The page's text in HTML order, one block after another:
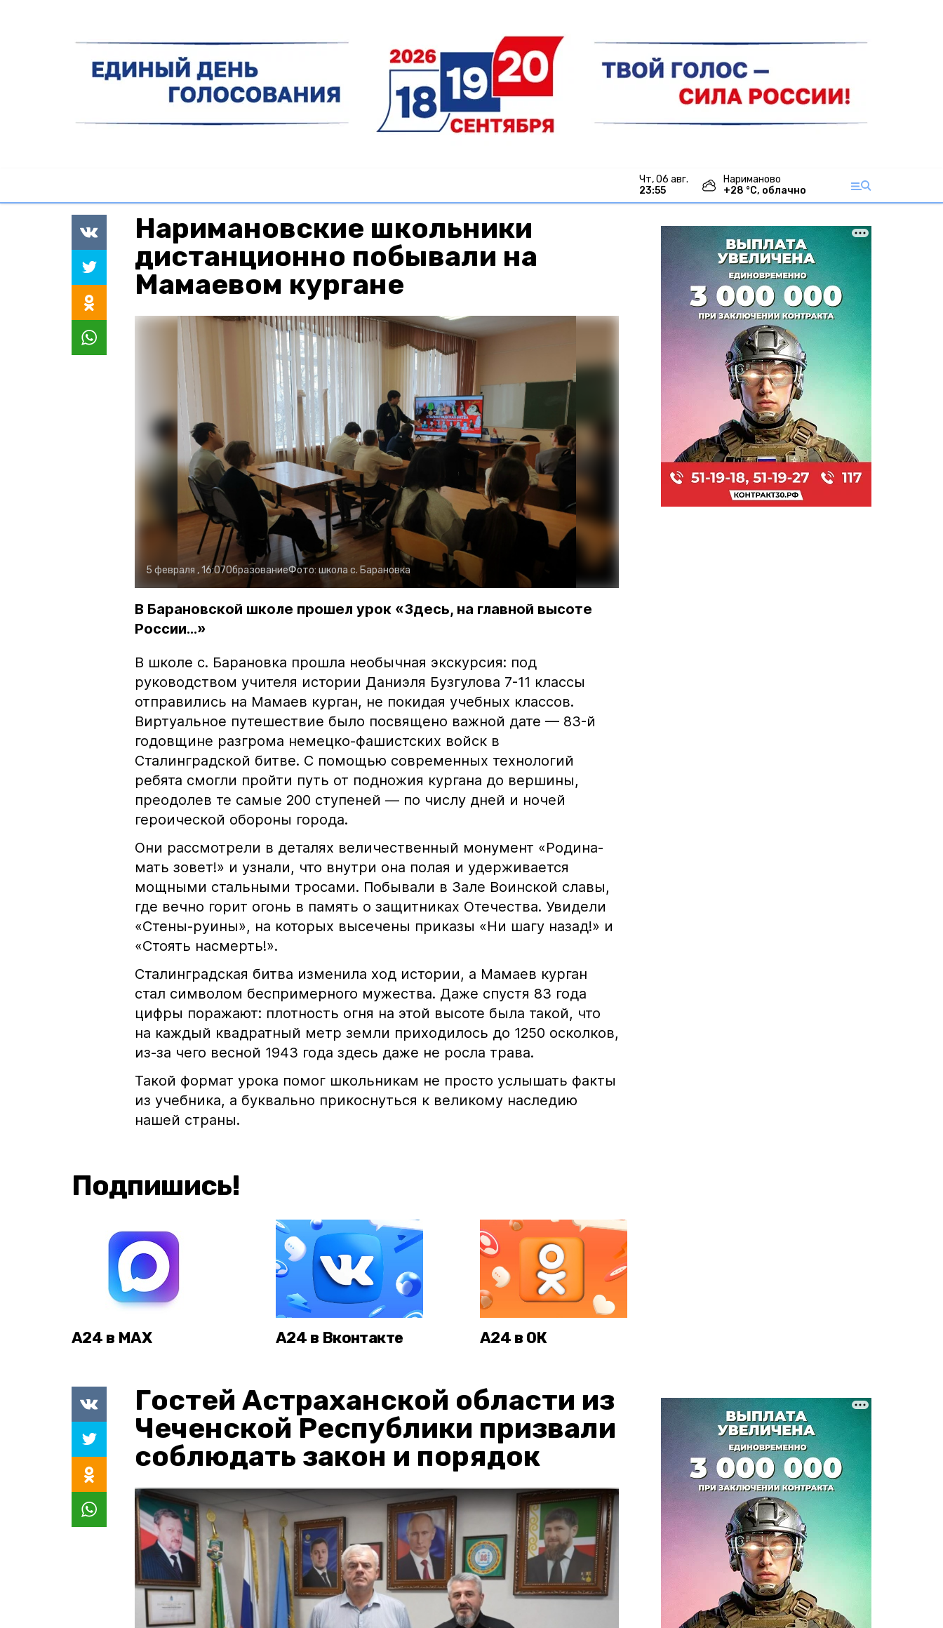
чт, 06 авг.
23:55
Нариманово
+28 °С, облачно
Наримановские школьники
дистанционно побывали на
Мамаевом кургане
5 февраля , 16:07ОбразованиеФото: школа с. Барановка
В Барановской школе прошел урок «Здесь, на главной высоте
России...»
В школе с. Барановка прошла необычная экскурсия: под
руководством учителя истории Даниэля Бузгулова 7-11 классы
отправились на Мамаев курган, не покидая учебных классов.
Виртуальное путешествие было посвящено важной дате — 83-й
годовщине разгрома немецко-фашистских войск в
Сталинградской битве. С помощью современных технологий
ребята смогли пройти путь от подножия кургана до вершины,
преодолев те самые 200 ступеней — по числу дней и ночей
героической обороны города.
Они рассмотрели в деталях величественный монумент «Родина-
мать зовет!» и узнали, что внутри она полая и удерживается
мощными стальными тросами. Побывали в Зале Воинской славы,
где вечно горит огонь в память о защитниках Отечества. Увидели
«Стены-руины», на которых высечены приказы «Ни шагу назад!» и
«Стоять насмерть!».
Сталинградская битва изменила ход истории, а Мамаев курган
стал символом беспримерного мужества. Даже спустя 83 года
цифры поражают: плотность огня на этой высоте была такой, что
на каждый квадратный метр земли приходилось до 1250 осколков,
из-за чего весной 1943 года здесь даже не росла трава.
Такой формат урока помог школьникам не просто услышать факты
из учебника, а буквально прикоснуться к великому наследию
нашей страны.
Подпишись!
А24 в MAX А24 в Вконтакте А24 в ОК
Гостей Астраханской области из
Чеченской Республики призвали
соблюдать закон и порядок